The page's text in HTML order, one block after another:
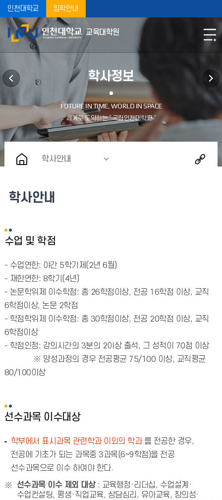
인천대학교 입학안내
교육대학원
학사정보
학사안내
학사안내
수업 및 학점
- 수업연한: 야간 5학기제(2년 6월)
- 재한연한: 8학기(4년)
- 논문학위제 이수학점: 총 26학점이상, 전공 16학점 이상, 교직
6학점이상, 논문 2학점
- 학점학위제 이수학점: 총 30학점이상, 전공 20학점 이상, 교직
6학점이상
- 학점인정: 강의시간의 3분의 2이상 출석, 그 성적이 70점 이상
※ 양성과정의 경우 전공평균 75/100 이상, 교직평균
80/100이상
선수과목 이수대상
학부에서 표시과목 관련학과 이외의 학과를 전공한 경우,
전공에 기초가 되는 과목중 3과목(6~9학점)을 전공
선수과목으로 이수 하여야 한다.
선수과목 이수 제외 대상: 교육행정· 리더십, 수업설계·
수업컨설팅, 평생·직업교육, 상담심리, 유아교육, 창의성·